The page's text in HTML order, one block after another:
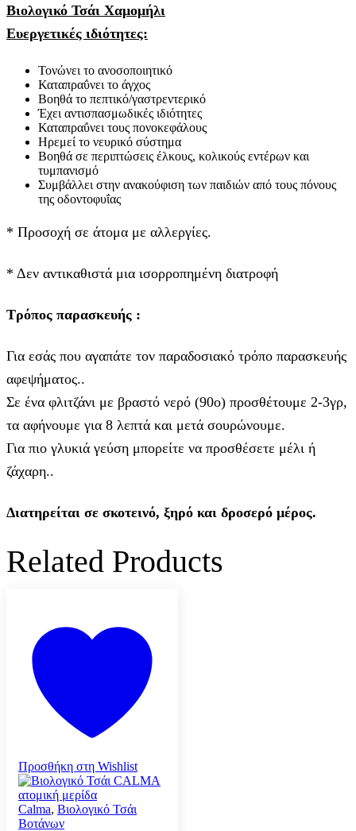
Βιολογικό Τσάι Χαμομήλι
Ευεργετικές ιδιότητες:
Τονώνει το ανοσοποιητικό
Καταπραΰνει το άγχος
Βοηθά το πεπτικό/γαστρεντερικό
Έχει αντισπασμωδικές ιδιότητες
Καταπραΰνει τους πονοκεφάλους
Ηρεμεί το νευρικό σύστημα
Βοηθά σε περιπτώσεις έλκους, κολικούς εντέρων και
τυμπανισμό
Συμβάλλει στην ανακούφιση των παιδιών από τους πόνους
της οδοντοφυΐας
* Προσοχή σε άτομα με αλλεργίες.
* Δεν αντικαθιστά μια ισορροπημένη διατροφή
Τρόπος παρασκευής :
Για εσάς που αγαπάτε τον παραδοσιακό τρόπο παρασκευής
αφεψήματος..
Σε ένα φλιτζάνι με βραστό νερό (90ο) προσθέτουμε 2-3γρ,
τα αφήνουμε για 8 λεπτά και μετά σουρώνουμε.
Για πιο γλυκιά γεύση μπορείτε να προσθέσετε μέλι ή
ζάχαρη..
Διατηρείται σε σκοτεινό, ξηρό και δροσερό μέρος.
Related Products
Προσθήκη στη Wishlist
Calma, Βιολογικό Τσάι
Βοτάνων